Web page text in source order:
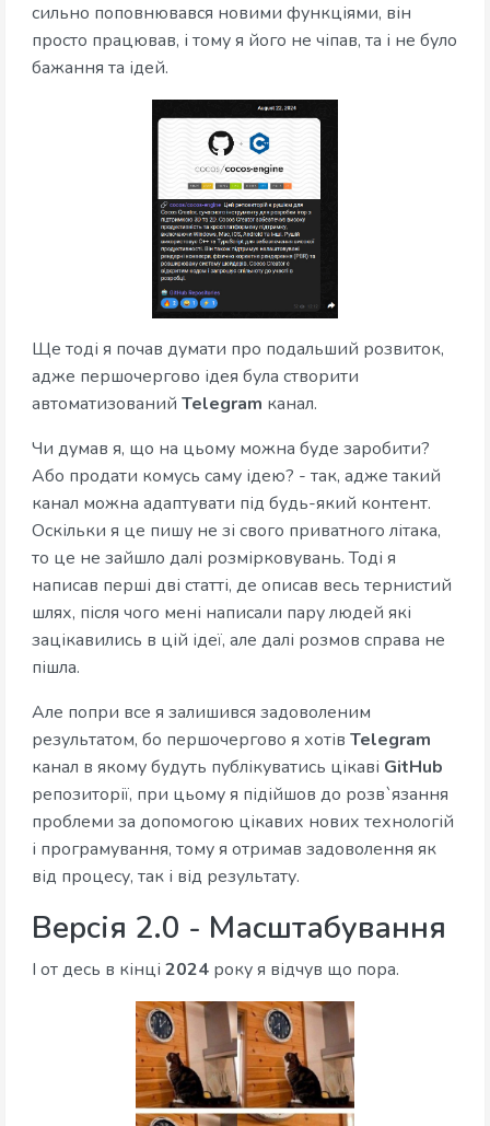
сильно поповнювався новими функціями, він
просто працював, і тому я його не чіпав, та і не було
бажання та ідей.
Ще тоді я почав думати про подальший розвиток,
адже першочергово ідея була створити
автоматизований Telegram канал.
Чи думав я, що на цьому можна буде заробити?
Або продати комусь саму ідею? - так, адже такий
канал можна адаптувати під будь-який контент.
Оскільки я це пишу не зі свого приватного літака,
то це не зайшло далі розмірковувань. Тоді я
написав перші дві статті, де описав весь тернистий
шлях, після чого мені написали пару людей які
зацікавились в цій ідеї, але далі розмов справа не
пішла.
Але попри все я залишився задоволеним
результатом, бо першочергово я хотів Telegram
канал в якому будуть публікуватись цікаві GitHub
репозиторії, при цьому я підійшов до розв`язання
проблеми за допомогою цікавих нових технологій
і програмування, тому я отримав задоволення як
від процесу, так і від результату.
Версія 2.0 - Масштабування
І от десь в кінці 2024 року я відчув що пора.